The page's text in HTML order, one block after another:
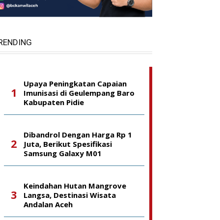
Upaya Peningkatan Capaian
Imunisasi di Geulempang Baro
Kabupaten Pidie
Dibandrol Dengan Harga Rp 1
Juta, Berikut Spesifikasi
Samsung Galaxy M01
Keindahan Hutan Mangrove
Langsa, Destinasi Wisata
Andalan Aceh